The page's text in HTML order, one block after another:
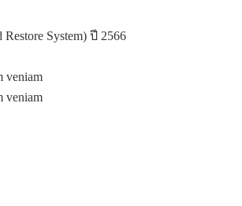
System) ปี 2566
veniam
veniam